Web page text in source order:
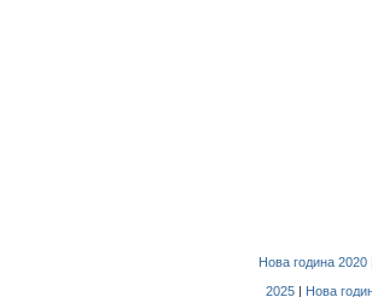
Нова година 2020|
2025| Нова